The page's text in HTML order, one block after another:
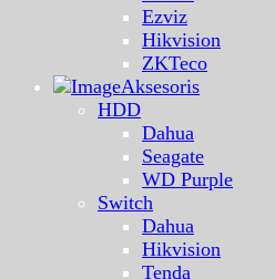
Ezviz
Hikvision
ZKTeco
Aksesoris
HDD
Dahua
Seagate
WD Purple
Switch
Dahua
Hikvision
Tenda